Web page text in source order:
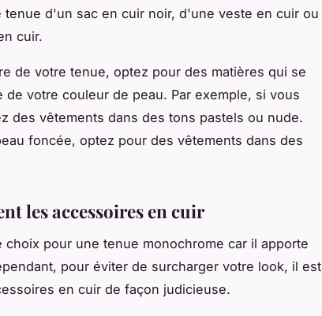
tenue d'un sac en cuir noir, d'une veste en cuir ou
cuir.
de votre tenue, optez pour des matières qui se
votre couleur de peau. Par exemple, si vous
des vêtements dans des tons pastels ou nude.
foncée, optez pour des vêtements dans des
les accessoires en cuir
pour une tenue monochrome car il apporte
pour éviter de surcharger votre look, il est
en cuir de façon judicieuse.